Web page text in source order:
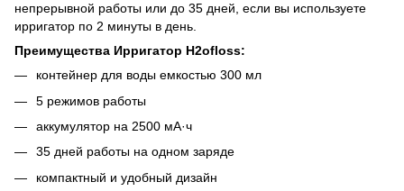
непрерывной работы или до 35 дней, если вы используете
ирригатор по 2 минуты в день.
Преимущества Ирригатор H2ofloss:
контейнер для воды емкостью 300 мл
5 режимов работы
аккумулятор на 2500 мА·ч
35 дней работы на одном заряде
компактный и удобный дизайн